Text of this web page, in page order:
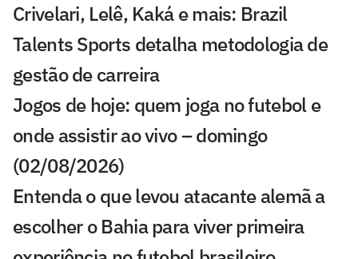
Crivelari, Lelê, Kaká e mais: Brazil
Talents Sports detalha metodologia de
gestão de carreira
Jogos de hoje: quem joga no futebol e
onde assistir ao vivo – domingo
(02/08/2026)
Entenda o que levou atacante alemã a
escolher o Bahia para viver primeira